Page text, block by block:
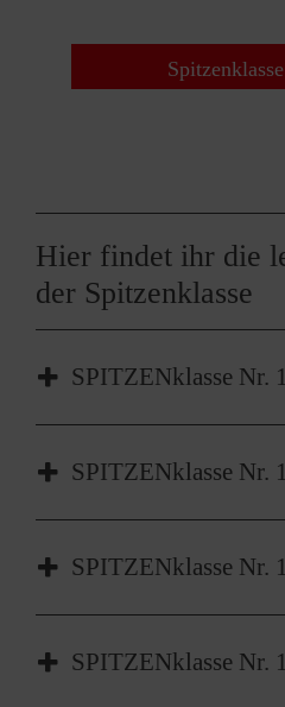
Hier findet ihr die
der Spitzenklasse
SPITZENklasse Nr.
SPITZENklasse Nr.
SPITZENklasse Nr.
SPITZENklasse Nr.
SPITZENklasse Nr.
SPITZENklasse Nr.
SPITZENklasse Nr.